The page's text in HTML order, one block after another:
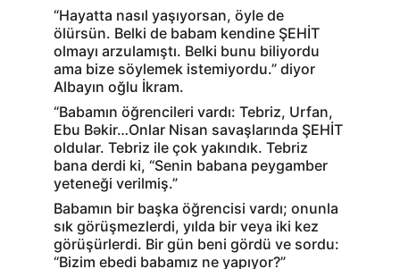
“Hayatta nasıl yaşıyorsan, öyle de
ölürsün. Belki de babam kendine ŞEHİT
olmayı arzulamıştı. Belki bunu biliyordu
ama bize söylemek istemiyordu.” diyor
Albayın oğlu İkram.
“Babamın öğrencileri vardı: Tebriz, Urfan,
Ebu Bəkir…Onlar Nisan savaşlarında ŞEHİT
oldular. Tebriz ile çok yakındık. Tebriz
bana derdi ki, “Senin babana peygamber
yeteneği verilmiş.”
Babamın bir başka öğrencisi vardı; onunla
sık görüşmezlerdi, yılda bir veya iki kez
görüşürlerdi. Bir gün beni gördü ve sordu:
“Bizim ebedi babamız ne yapıyor?”